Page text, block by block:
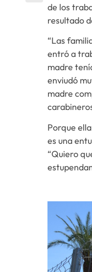
de los
resultado
“Las
entró a
madre
enviudó
madre
Porque
es una
“Quiero